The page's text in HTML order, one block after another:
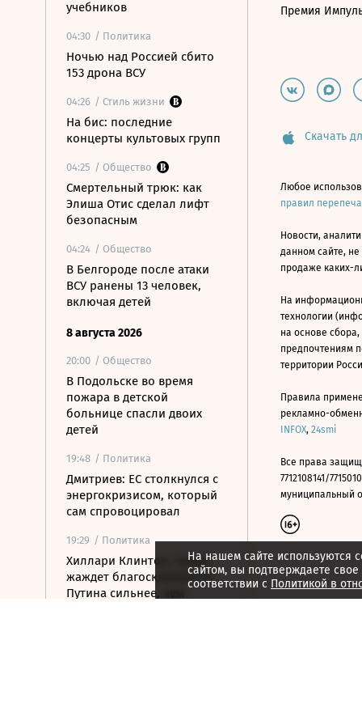
учебников
04:30 / Политика
Ночью над Россией сбито
153 дрона ВСУ
04:26 / Стиль жизни
На бис: последние
концерты культовых групп
04:25 / Общество
Смертельный трюк: как
Элиша Отис сделал лифт
безопасным
04:24 / Общество
В Белгороде после атаки
ВСУ ранены 13 человек,
включая детей
8 августа 2026
20:00 / Общество
В Подольске во время
пожара в детской
больнице спасли двоих
детей
19:48 / Политика
Дмитриев: ЕС столкнулся с
энергокризисом, который
сам спровоцировал
19:29 / Политика
Хиллари Клинтон: Трамп
жаждет благосклонности
Путина сильнее, чем
На нашем сайте используются
сайтом, вы подтверждаете свое
соответствии с Политикой в
Премия
Скачать
Любое
правил
Новости,
данном сайте,
продаже каких-
На
технологии
на основе
предпочтениям
территории
Правила
рекламно-
INFOX, 24smi
Все права
7712108141/
муниципальный